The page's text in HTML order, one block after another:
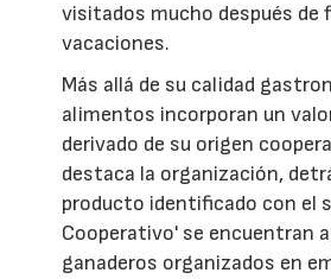
visitados mucho después de
vacaciones.
Más allá de su calidad
alimentos incorporan un
derivado de su origen
destaca la organización,
producto identificado con el
Cooperativo' se encuentran
ganaderos organizados en